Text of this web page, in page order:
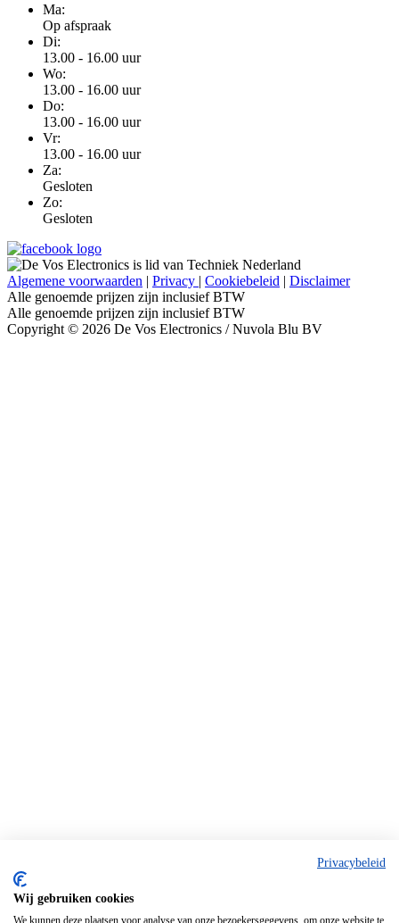
Ma:
Op afspraak
Di:
13.00 - 16.00 uur
Wo:
13.00 - 16.00 uur
Do:
13.00 - 16.00 uur
Vr:
13.00 - 16.00 uur
Za:
Gesloten
Zo:
Gesloten
Algemene voorwaarden | Privacy | Cookiebeleid | Disclaimer
Alle genoemde prijzen zijn inclusief BTW
Alle genoemde prijzen zijn inclusief BTW
Copyright © 2026 De Vos Electronics / Nuvola Blu BV
Privacybeleid
Wij gebruiken cookies
We kunnen deze plaatsen voor analyse van onze bezoekersgegevens, om onze website te